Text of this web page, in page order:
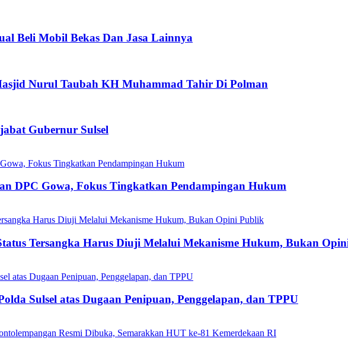
Beli Mobil Bekas Dan Jasa Lainnya
Nurul Taubah KH Muhammad Tahir Di Polman
Gubernur Sulsel
DPC Gowa, Fokus Tingkatkan Pendampingan Hukum
Tersangka Harus Diuji Melalui Mekanisme Hukum, Bukan
Sulsel atas Dugaan Penipuan, Penggelapan, dan TPPU